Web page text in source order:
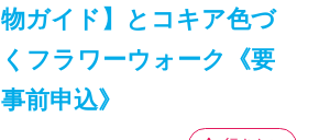
物ガイド】とコキア色づ
くフラワーウォーク《要
事前申込》